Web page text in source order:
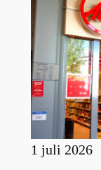
1 juli 2026